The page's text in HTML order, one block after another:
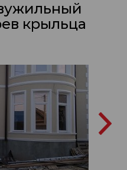
крыльца